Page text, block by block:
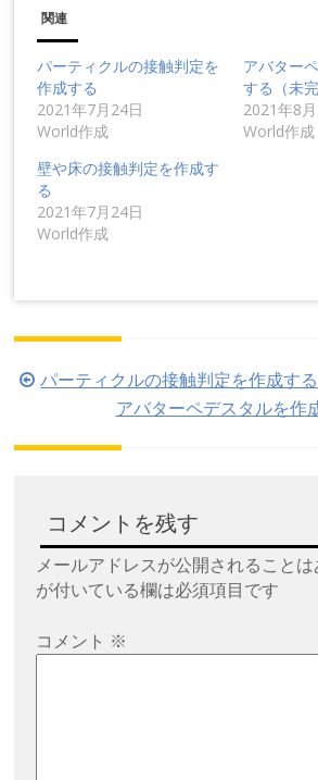
関連
パーティクルの接触判定を
作成する
2021年7月24日
World作成
アバター
する（未完
2021年8
World作成
壁や床の接触判定を作成す
る
2021年7月24日
World作成
投
ナ
パーティクルの接触判定を作成する
アバターペデスタルを作
コメントを残す
メールアドレスが公開されることは
が付いている欄は必須項目です
コメント ※